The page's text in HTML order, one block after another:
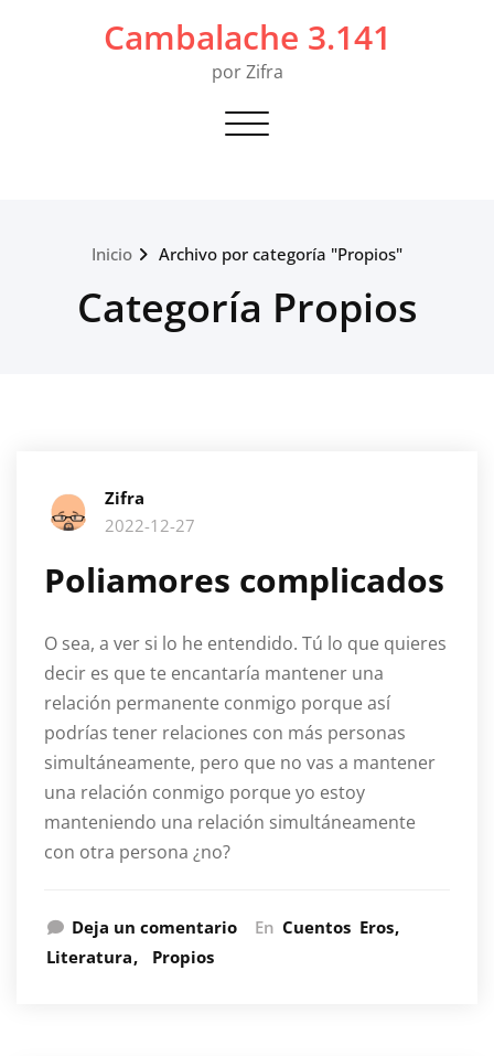
Cambalache 3.141
por Zifra
Alternar navegación
Inicio Archivo por categoría "Propios"
Categoría Propios
Zifra
2022-12-27
Poliamores complicados
O sea, a ver si lo he entendido. Tú lo que quieres
decir es que te encantaría mantener una
relación permanente conmigo porque así
podrías tener relaciones con más personas
simultáneamente, pero que no vas a mantener
una relación conmigo porque yo estoy
manteniendo una relación simultáneamente
con otra persona ¿no?
Deja un comentario En Cuentos Eros
Literatura
Propios